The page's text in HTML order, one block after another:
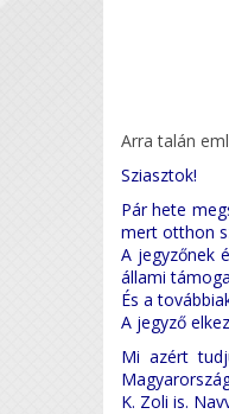
Arra talán
Sziasztok!
Pár hete
mert otthon
A jegyzőnek
állami
És a
A jegyző
Mi azért
K. Zoli is.